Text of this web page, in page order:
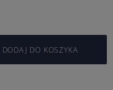
DODAJ DO KOSZYKA